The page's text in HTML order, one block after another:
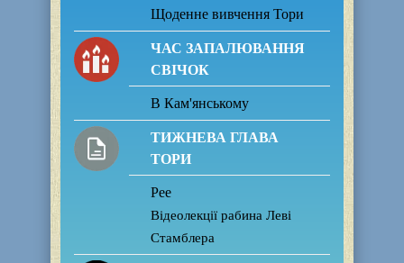
Щоденне вивчення Тори
ЧАС ЗАПАЛЮВАННЯ
СВІЧОК
В Кам'янському
ТИЖНЕВА ГЛАВА
ТОРИ
Рее
Відеолекції рабина Леві
Стамблера